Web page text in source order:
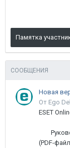
Памятка
СООБЩЕНИЯ
От Ego
ESET
(PDF-